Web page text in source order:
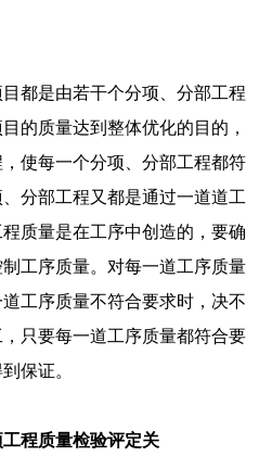
都是由若干个分项、分部工程
的质量达到整体优化的目的，
使每一个分项、分部工程都符
分部工程又都是通过一道道工
质量是在工序中创造的，要确
工序质量。对每一道工序质量
工序质量不符合要求时，决不
只要每一道工序质量都符合要
保证。
程质量检验评定关